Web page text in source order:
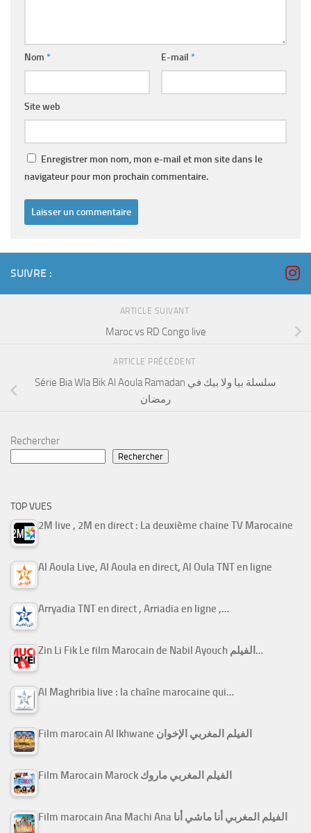
Nom * E-mail *
Site web
Enregistrer mon nom, mon e-mail et mon site dans le
navigateur pour mon prochain commentaire.
SUIVRE :
ARTICLE SUIVANT
Maroc vs RD Congo live
ARTICLE PRÉCÉDENT
Série Bia Wla Bik Al Aoula Ramadan سلسلة بيا ولا بيك في
رمضان
Rechercher
Rechercher
TOP VUES
2M live , 2M en direct : La deuxième chaine TV Marocaine
Al Aoula Live, Al Aoula en direct, Al Oula TNT en ligne
Arryadia TNT en direct , Arriadia en ligne ,…
Zin Li Fik Le film Marocain de Nabil Ayouch الفيلم…
Al Maghribia live : la chaîne marocaine qui…
Film marocain Al Ikhwane الفيلم المغربي الإخوان
Film Marocain Marock الفيلم المغربي ماروك
Film marocain Ana Machi Ana الفيلم المغربي أنا ماشي أنا